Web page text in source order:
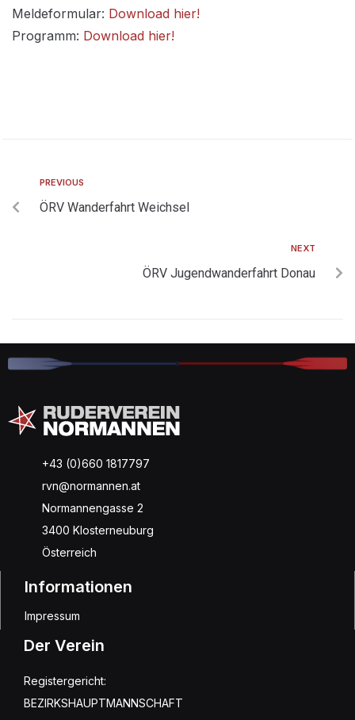
Meldeformular: Download hier!
Programm: Download hier!
PREVIOUS
ÖRV Wanderfahrt Weichsel
NEXT
ÖRV Jugendwanderfahrt Donau
+43 (0)660 1817797
rvn@normannen.at
Normannengasse 2
3400 Klosterneuburg
Österreich
Informationen
Impressum
Der Verein
Registergericht:
BEZIRKSHAUPTMANNSCHAFT